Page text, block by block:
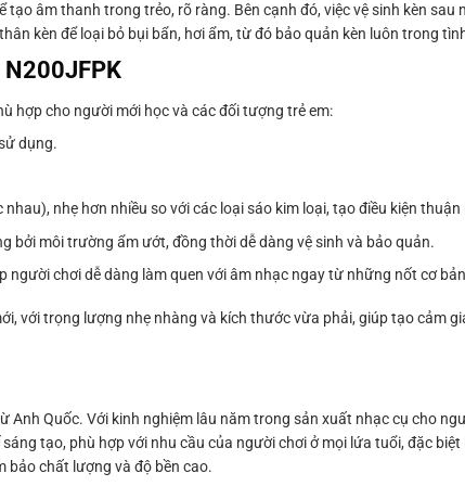
âm thanh trong trẻo, rõ ràng. Bên cạnh đó, việc vệ sinh kèn sau
kèn để loại bỏ bụi bẩn, hơi ẩm, từ đó bảo quản kèn luôn trong
N200JFPK
hợp cho người mới học và các đối tượng trẻ em:
dụng.
nhẹ hơn nhiều so với các loại sáo kim loại, tạo điều kiện thuận
bởi môi trường ẩm ướt, đồng thời dễ dàng vệ sinh và bảo quản.
người chơi dễ dàng làm quen với âm nhạc ngay từ những nốt cơ
với trọng lượng nhẹ nhàng và kích thước vừa phải, giúp tạo cảm
Quốc. Với kinh nghiệm lâu năm trong sản xuất nhạc cụ cho
tạo, phù hợp với nhu cầu của người chơi ở mọi lứa tuổi, đặc biệt
bảo chất lượng và độ bền cao.